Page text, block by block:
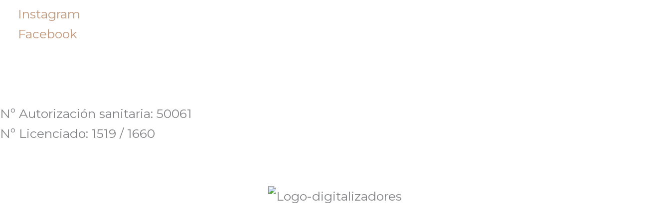
Instagram
Facebook
Nº Autorización sanitaria: 50061
Nº Licenciado: 1519 / 1660